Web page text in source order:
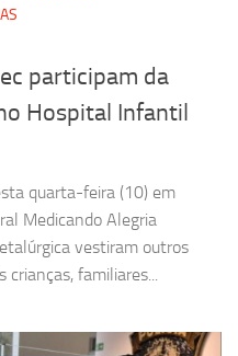
participam da
Hospital Infantil
quarta-feira (10) em
Medicando Alegria
vestiram outros
crianças, familiares...